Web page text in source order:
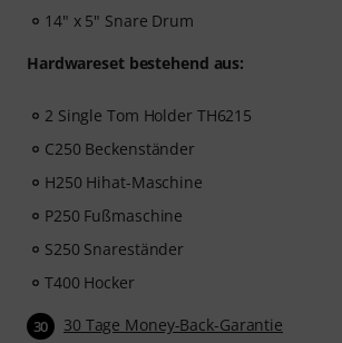
14" x 5" Snare Drum
Hardwareset bestehend aus:
2 Single Tom Holder TH6215
C250 Beckenständer
H250 Hihat-Maschine
P250 Fußmaschine
S250 Snareständer
T400 Hocker
30 30 Tage Money-Back-Garantie